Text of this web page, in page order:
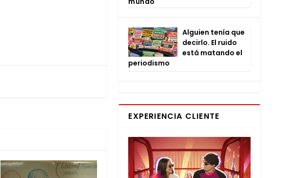
Alguien tenía que
decir­lo. El rui­do
está matan­do el
perio­dis­mo
EXPERIENCIA CLIENTE